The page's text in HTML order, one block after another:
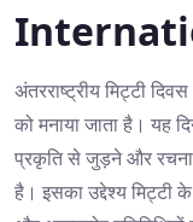
अंतरराष्ट्रीय मिट्टी
को मनाया जाता है। यह
प्रकृति से जुड़ने और
है। इसका उद्देश्य मिट्टी